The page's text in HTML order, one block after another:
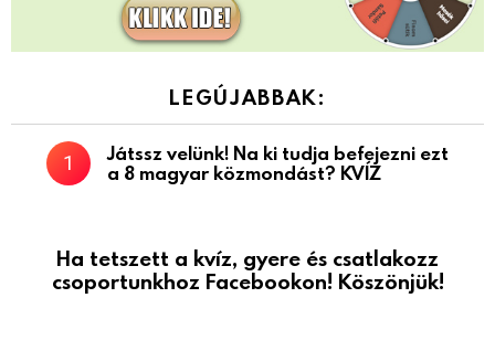
LEGÚJABBAK:
Játssz velünk! Na ki tudja befejezni ezt
a 8 magyar közmondást? KVÍZ
Ha tetszett a kvíz, gyere és csatlakozz
csoportunkhoz Facebookon! Köszönjük!